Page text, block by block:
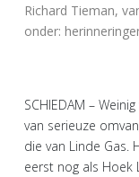
Richard Tieman,
onder:
SCHIEDAM –
van serieuze
die van Linde Gas.
eerst nog als Hoek